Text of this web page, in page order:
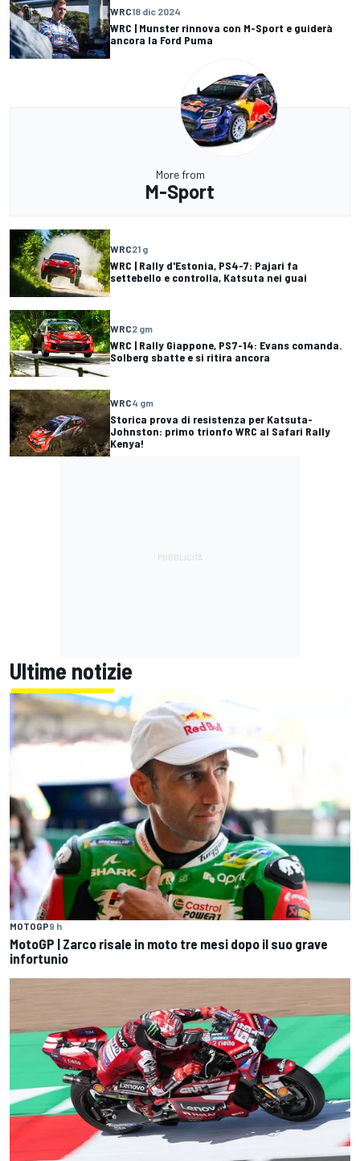
WRC18 dic 2024
WRC | Munster rinnova con M-Sport e guiderà
ancora la Ford Puma
More from
M-Sport
WRC21 g
WRC | Rally d'Estonia, PS4-7: Pajari fa
settebello e controlla, Katsuta nei guai
WRC2 gm
WRC | Rally Giappone, PS7-14: Evans comanda.
Solberg sbatte e si ritira ancora
WRC4 gm
Storica prova di resistenza per Katsuta-
Johnston: primo trionfo WRC al Safari Rally
Kenya!
Ultime notizie
MOTOGP9 h
MotoGP | Zarco risale in moto tre mesi dopo il suo grave
infortunio